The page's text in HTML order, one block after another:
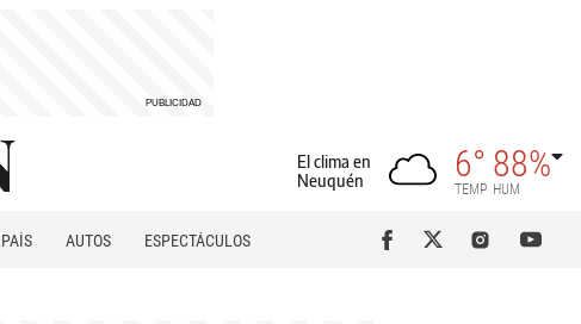
El clima en
Neuquén
6°
TEMP
88%
HUM
PAÍS AUTOS
ESPECTÁCULOS